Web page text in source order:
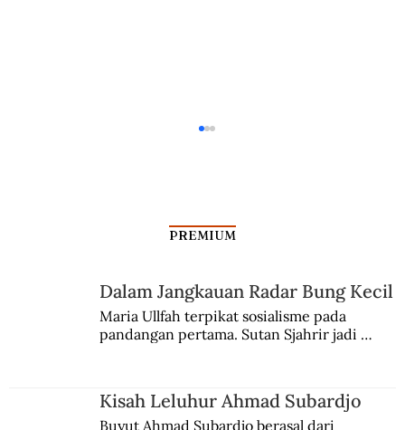
PREMIUM
Dalam Jangkauan Radar Bung Kecil
Maria Ullfah terpikat sosialisme pada
pandangan pertama. Sutan Sjahrir jadi
Kisah Leluhur Ahmad Subardjo
Buyut Ahmad Subardjo berasal dari